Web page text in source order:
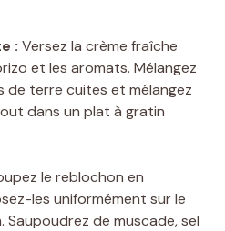
: Versez la crème fraîche
et les aromats. Mélangez
de terre cuites et mélangez
dans un plat à gratin
le reblochon en
les uniformément sur le
de muscade, sel